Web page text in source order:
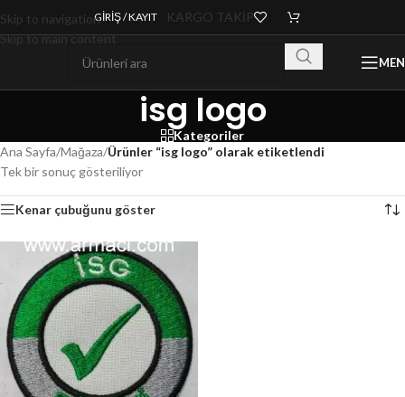
Skip to navigation
Skip to main content
GIRIŞ / KAYIT KARGO TAKİP
isg logo
Kategoriler
Ana Sayfa/Mağaza/Ürünler “isg logo” olarak etiketlendi
Tek bir sonuç gösteriliyor
Kenar çubuğunu göster